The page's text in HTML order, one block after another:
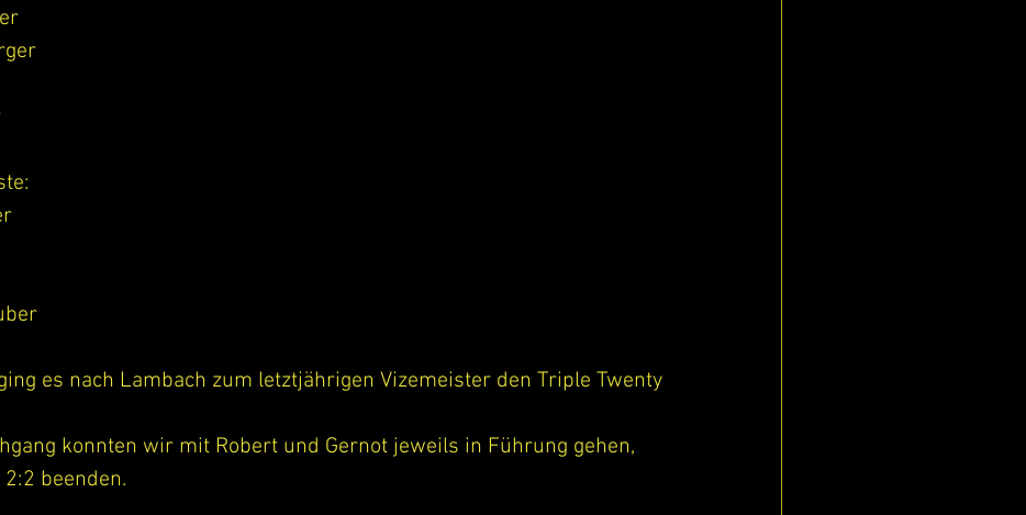
es nach Lambach zum letztjährigen Vizemeister den Triple Twenty
konnten wir mit Robert und Gernot jeweils in Führung gehen,
beenden.